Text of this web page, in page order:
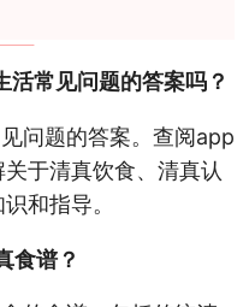
活常见问题的答案吗？
问题的答案。查阅app
于清真饮食、清真认
和指导。
食谱？